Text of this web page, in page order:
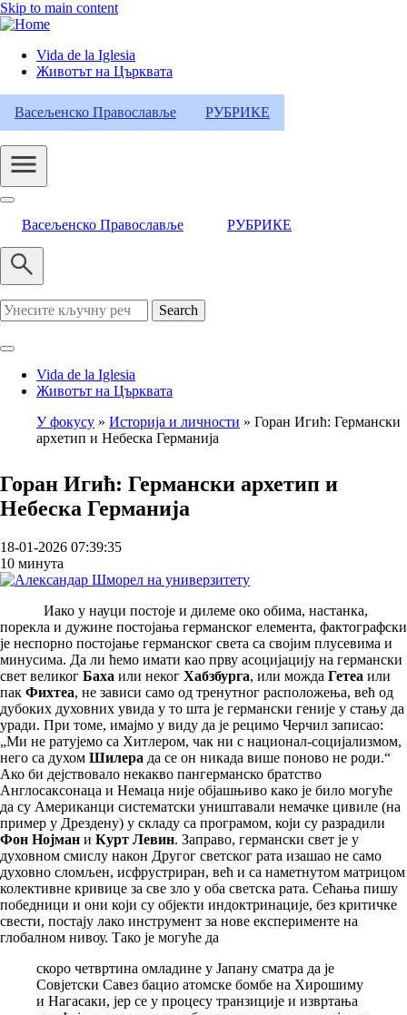
Skip to main content
Header
Category
Menu
Vida de la Iglesia
Животът на Църквата
Васељенско Православље РУБРИКЕ
Васељенско Православље РУБРИКЕ
Search
Vida de la Iglesia
Животът на Църквата
Breadcrumb
У фокусу Историја и личности
Горан Игић: Германски
архетип и Небеска Германија
Горан Игић: Германски архетип и
Небеска Германија
18-01-2026 07:39:35
10 минута
Иако у науци постоје и дилеме око обима, настанка,
порекла и дужине постојања германског елемента, фактографски
је неспорно постојање германског света са својим плусевима и
минусима. Да ли ћемо имати као прву асоцијацију на германски
свет великог Баха или неког Хабзбурга, или можда Гетеа или
пак Фихтеа, не зависи само од тренутног расположења, већ од
дубоких духовних увида у то шта је германски геније у стању да
уради. При томе, имајмо у виду да је рецимо Черчил записао:
„Ми не ратујемо са Хитлером, чак ни с национал-социјализмом,
него са духом Шилера да се он никада више поново не роди.“
Ако би дејствовало некакво пангерманско братство
Англосаксонаца и Немаца није објашњиво како је било могуће
да су Американци систематски уништавали немачке цивиле (на
пример у Дрездену) у складу са програмом, који су разрадили
Фон Нојман и Курт Левин. Заправо, германски свет је у
духовном смислу након Другог светског рата изашао не само
духовно сломљен, исфрустриран, већ и са наметнутом матрицом
колективне кривице за све зло у оба светска рата. Сећања пишу
победници и они који су објекти индоктринације, без критичке
свести, постају лако инструмент за нове експерименте на
глобалном нивоу. Тако је могуће да
скоро четвртина омладине у Јапану сматра да је
Совјетски Савез бацио атомске бомбе на Хирошиму
и Нагасаки, јер се у процесу транзиције и извртања